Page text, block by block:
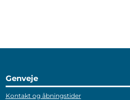
Genveje
Kontakt og åbningstider